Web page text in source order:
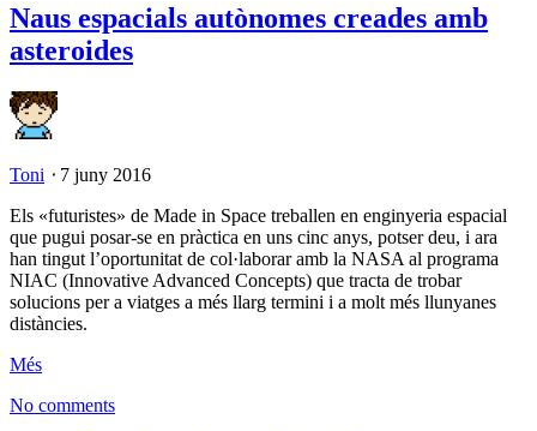
Naus espacials autònomes creades amb
asteroides
Toni ⋅ 7 juny 2016
Els «futuristes» de Made in Space treballen en enginyeria espacial
que pugui posar-se en pràctica en uns cinc anys, potser deu, i ara
han tingut l’oportunitat de col·laborar amb la NASA al programa
NIAC (Innovative Advanced Concepts) que tracta de trobar
solucions per a viatges a més llarg termini i a molt més llunyanes
distàncies.
Més
No comments